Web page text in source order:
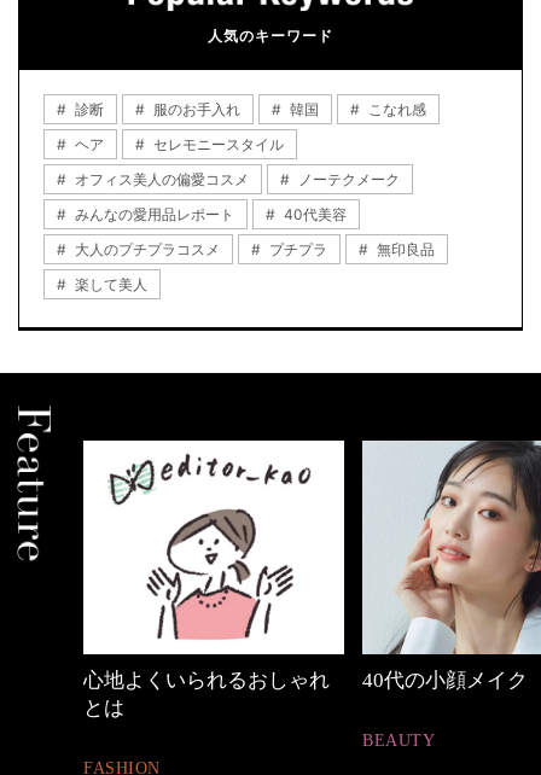
人気のキーワード
診断 服のお手入れ 韓国
こなれ感
ヘア
セレモニースタイル
オフィス美人の偏愛コスメ
ノーテクメーク
みんなの愛用品レポート
40代美容
大人のプチプラコスメ
プチプラ
無印良品
楽して美人
40代の小顔メイク
【ワーママのきれ